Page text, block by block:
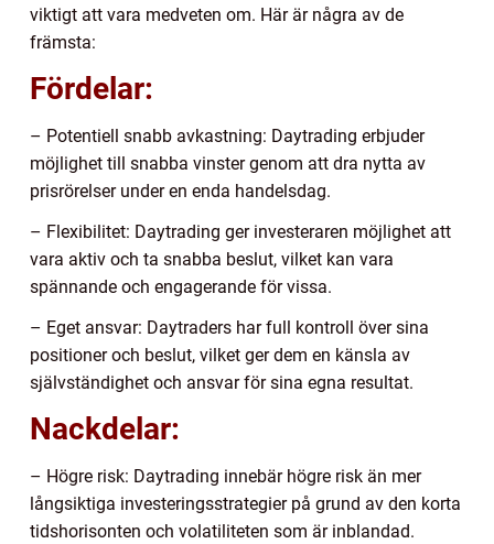
viktigt att vara medveten om. Här är några av de
främsta:
Fördelar:
– Potentiell snabb avkastning: Daytrading erbjuder
möjlighet till snabba vinster genom att dra nytta av
prisrörelser under en enda handelsdag.
– Flexibilitet: Daytrading ger investeraren möjlighet att
vara aktiv och ta snabba beslut, vilket kan vara
spännande och engagerande för vissa.
– Eget ansvar: Daytraders har full kontroll över sina
positioner och beslut, vilket ger dem en känsla av
självständighet och ansvar för sina egna resultat.
Nackdelar:
– Högre risk: Daytrading innebär högre risk än mer
långsiktiga investeringsstrategier på grund av den korta
tidshorisonten och volatiliteten som är inblandad.